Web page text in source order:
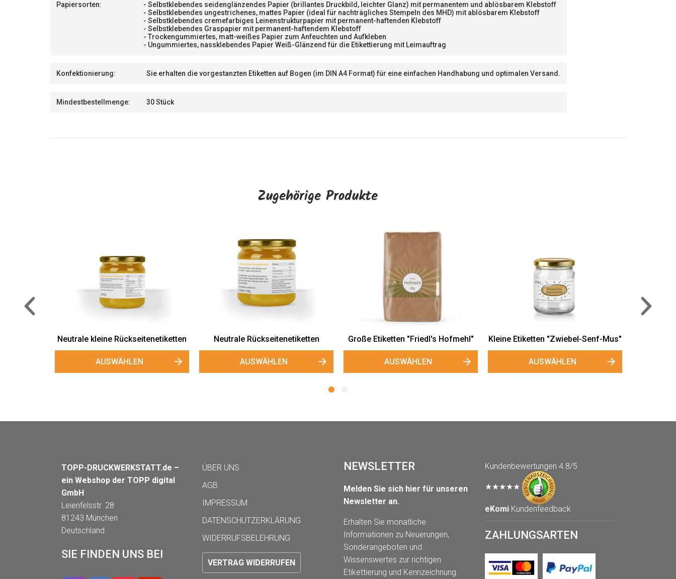
Papiersorten:
- Selbstklebendes seidenglänzendes Papier (brillantes Druckbild, leichter Glanz) mit permanentem und ablösbarem Klebstoff
- Selbstklebendes ungestrichenes, mattes Papier (ideal für nachträgliches Stempeln des MHD) mit ablösbarem Klebstoff
- Selbstklebendes cremefarbiges Leinenstrukturpapier mit permanent-haftenden Klebstoff
- Selbstklebendes Graspapier mit permanent-haftendem Klebstoff
- Trockengummiertes, matt-weißes Papier zum Anfeuchten und Aufkleben
- Ungummiertes, nassklebendes Papier Weiß-Glänzend für die Etikettierung mit Leimauftrag
Konfektionierung: Sie erhalten die vorgestanzten Etiketten auf Bogen (im DIN A4 Format) für eine einfachen Handhabung und optimalen Versand.
Mindestbestellmenge: 30 Stück
Zugehörige Produkte
Neutrale Rückseitenetiketten
AUSWÄHLEN
Große Etiketten "Friedl's Hofmehl"
AUSWÄHLEN
Kleine Etiketten "Zwiebel-Senf-Mus"
AUSWÄHLEN
Kleine Etiketten "Hausgemachte
Marmelade"
AUSWÄHLEN
TOPP-DRUCKWERKSTATT.de –
ein Webshop der TOPP digital
GmbH
Leienfelsstr. 28
81243 München
Deutschland
SIE FINDEN UNS BEI
ÜBER UNS
AGB
IMPRESSUM
DATENSCHUTZERKLÄRUNG
WIDERRUFSBELEHRUNG
VERTRAG WIDERRUFEN
NEWSLETTER
Melden Sie sich hier für unseren
Newsletter an.
Erhalten Sie monatliche
Informationen zu Neuerungen,
Sonderangeboten und
Wissenswertes zur richtigen
Etikettierung und Kennzeichnung.
Kundenbewertungen 4.8/5
★★★★★
eKomiKundenfeedback
ZAHLUNGSARTEN